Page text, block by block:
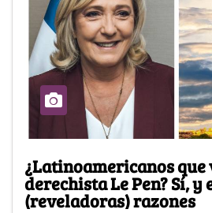
¿Latinoamericanos
derechista Le Pen? Sí, y
(reveladoras) razones